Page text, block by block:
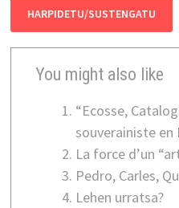
HARPIDETU/SUSTENGATU
You might also like
“Ecosse,
souverainiste en
La force d’un
Pedro, Carles,
Lehen urratsa?